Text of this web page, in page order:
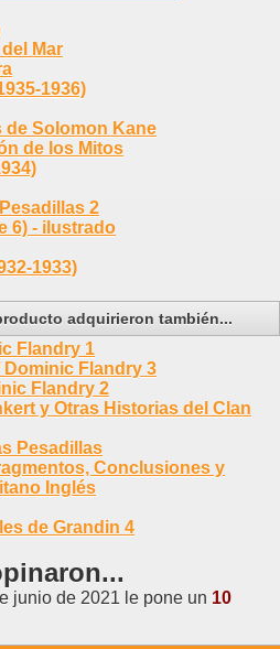
Mar
1936)
de Solomon Kane
de los Mitos
2
6) - ilustrado
1933)
adquirieron también...
Flandry 1
Dominic Flandry 3
Flandry 2
y Otras Historias del Clan
Pesadillas
Conclusiones y
Inglés
de Grandin 4
junio de 2021 le pone un 10